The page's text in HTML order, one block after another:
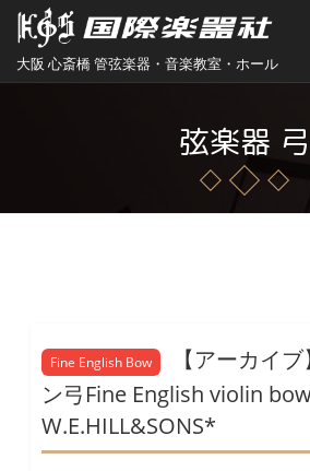
大阪 心斎橋 管弦楽器・音楽教室・ホール
弦楽器 弓
Fine English Bow
【アーカイ
ン弓Fine English violin
W.E.HILL&SONS*